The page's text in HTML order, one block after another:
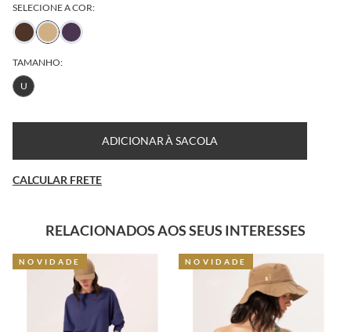
SELECIONE A COR:
TAMANHO:
U
ADICIONAR À SACOLA
CALCULAR FRETE
RELACIONADOS AOS SEUS INTERESSES
NOVIDADE NOVIDADE